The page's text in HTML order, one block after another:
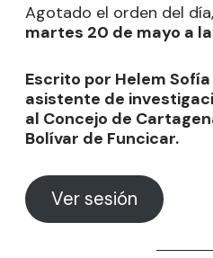
Agotado el orden del
martes 20 de mayo a
Escrito por Helem
asistente de
al Concejo de
Bolívar de Funcicar.
Ver sesión